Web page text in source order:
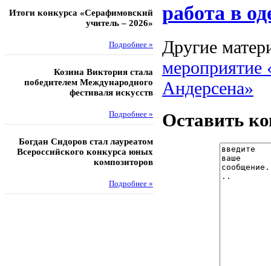
Итоги конкурса «Серафимовский
учитель – 2026»
Подробнее »
Козина Виктория стала
победителем Международного
фестиваля искусств
Подробнее »
Богдан Сидоров стал лауреатом
Всероссийского конкурса юных
композиторов
Подробнее »
Чебаненко Глеб стал
областных
Музафаров Пётр стал
победителями
этапа XXI
конкурса «За
подвиг
работа в
Другие
мероприятие
Андерсена»
Оставить